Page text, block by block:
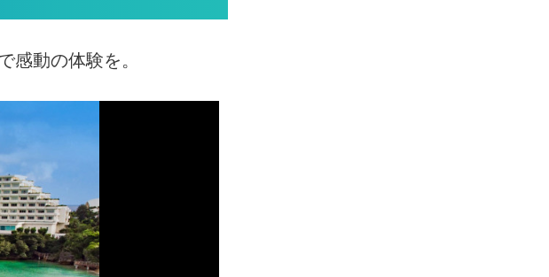
感動の体験を。